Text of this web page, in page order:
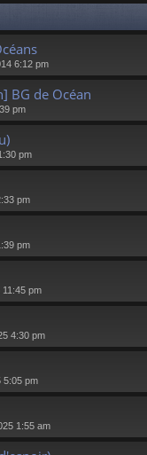
6:12 pm
BG de Océan
pm
pm
pm
pm
pm
4:30 pm
5:05 pm
1:55 am